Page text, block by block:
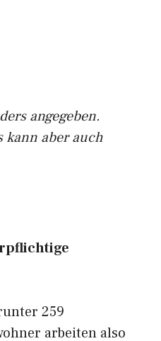
angegeben.
kann aber auch
259
arbeiten also